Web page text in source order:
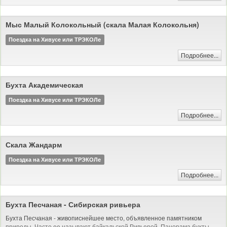
Мыс Малый Колокольный (скала Малая Колокольня)
Поездка на Хивусе или ТРЭКОЛе
Подробнее...
Бухта Академическая
Поездка на Хивусе или ТРЭКОЛе
Подробнее...
Скала Жандарм
Поездка на Хивусе или ТРЭКОЛе
Подробнее...
Бухта Песчаная - Сибирская ривьера
Бухта Песчаная - живописнейшее место, объявленное памятником